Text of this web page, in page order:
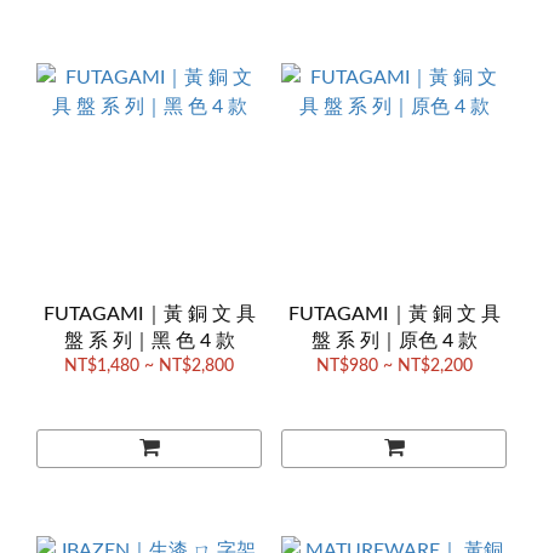
FUTAGAMI｜黃 銅 文 具
盤 系 列｜黑 色 4 款
NT$1,480 ~ NT$2,800
FUTAGAMI｜黃 銅 文 具
盤 系 列｜原色 4 款
NT$980 ~ NT$2,200